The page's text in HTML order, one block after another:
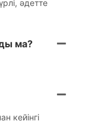
әдетте
ма?
кейінгі